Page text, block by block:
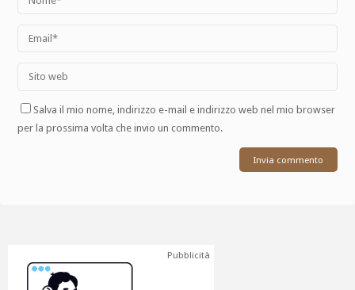
Salva il mio nome, indirizzo e-mail e indirizzo web nel mio browser
per la prossima volta che invio un commento.
Pubblicità